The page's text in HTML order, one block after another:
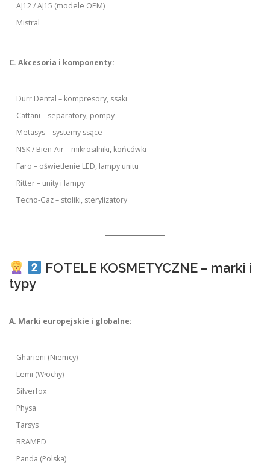
AJ12 / AJ15 (modele OEM)
Mistral
C. Akcesoria i komponenty:
Dürr Dental – kompresory, ssaki
Cattani – separatory, pompy
Metasys – systemy ssące
NSK / Bien-Air – mikrosilniki, końcówki
Faro – oświetlenie LED, lampy unitu
Ritter – unity i lampy
Tecno-Gaz – stoliki, sterylizatory
FOTELE KOSMETYCZNE – marki i
typy
A. Marki europejskie i globalne:
Gharieni (Niemcy)
Lemi (Włochy)
Silverfox
Physa
Tarsys
BRAMED
Panda (Polska)